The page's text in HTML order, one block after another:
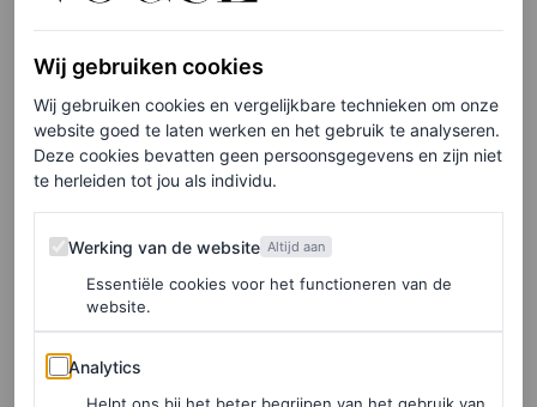
HIER TE KOOP
Armband om bovenarm
Gezien bij Dries Van Noten, Miu Miu en Ahluwalia:
armbanden voor om de bovenarmzijn weer terug in het
revivalwaar we momenteel nog in zitten. Daarmee
is het accessoire perfect voor je volgende festival.
Wij gebruiken cookies
Wij gebruiken cookies en vergelijkbare technieken om onze
website goed te laten werken en het gebruik te analyseren.
Deze cookies bevatten geen persoonsgegevens en zijn niet
te herleiden tot jou als individu.
Werking van de website
Werking van de website Altijd aan
Essentiële cookies voor het functioneren van de
website.
Analytics
Analytics